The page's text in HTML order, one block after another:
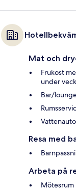
Mat och
Frukost
under
Bar/
Resa med
Arbeta på
Mötesrum